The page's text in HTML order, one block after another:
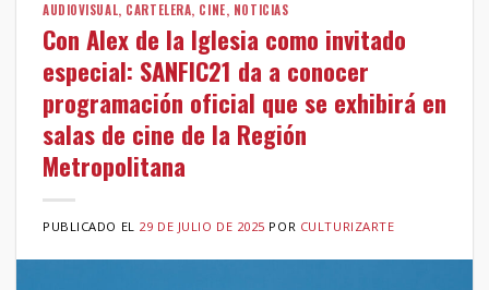
AUDIOVISUAL, CARTELERA, CINE, NOTICIAS
Con Alex de la Iglesia como invitado
especial: SANFIC21 da a conocer
programación oficial que se exhibirá en
salas de cine de la Región
Metropolitana
PUBLICADO EL 29 DE JULIO DE 2025 POR CULTURIZARTE